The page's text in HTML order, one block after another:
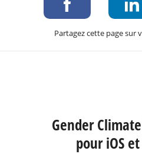
Partagez cette page sur
Gender
pour iOS